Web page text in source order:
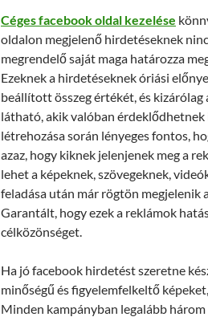
Céges facebook oldal kezelése
oldalon megjelenő hirdetéseknek
megrendelő saját maga határozza
Ezeknek a hirdetéseknek óriási
beállított összeg értékét, és kizárólag
látható, akik valóban érdeklődhetnek
létrehozása során lényeges fontos,
azaz, hogy kiknek jelenjenek meg a
lehet a képeknek, szövegeknek,
feladása után már rögtön megjelenik
Garantált, hogy ezek a reklámok
célközönséget.
Ha jó facebook hirdetést szeretne
minőségű és figyelemfelkeltő
Minden kampányban legalább